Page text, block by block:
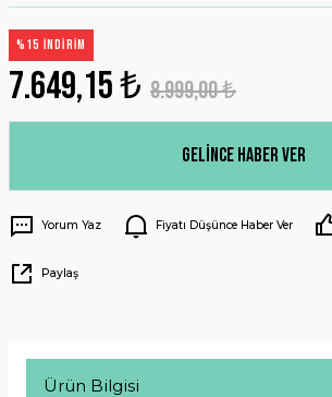
%15 İNDİRİM
7.649,15 ₺ 8.999,00 ₺
Gelince Haber Ver
Yorum Yaz Fiyatı Düşünce Haber Ver
Paylaş
Ürün Bilgisi